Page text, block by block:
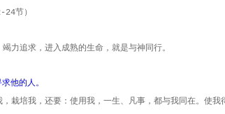
24节）
力追求，进入成熟的生命，就是与神同行。
他的人。
栽培我，还要：使用我，一生、凡事，都与我同在。使我